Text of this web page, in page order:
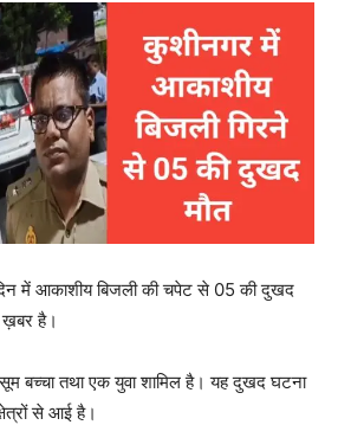
में आकाशीय बिजली की चपेट से 05 की दुखद
है।
बच्चा तथा एक युवा शामिल है। यह दुखद घटना
से आई है।